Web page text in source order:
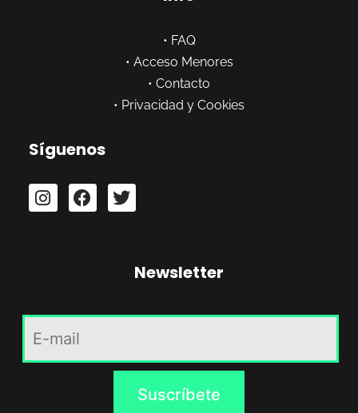
• FAQ
• Acceso Menores
• Contacto
• Privacidad y Cookies
Síguenos
Newsletter